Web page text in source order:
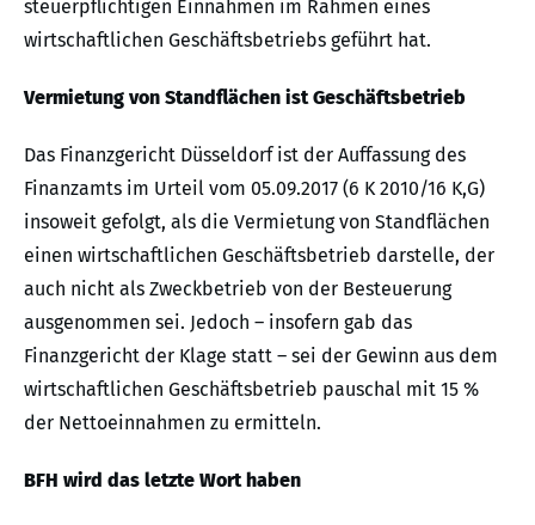
steuerpflichtigen Einnahmen im Rahmen eines
wirtschaftlichen Geschäftsbetriebs geführt hat.
Vermietung von Standflächen ist Geschäftsbetrieb
Das Finanzgericht Düsseldorf ist der Auffassung des
Finanzamts im Urteil vom 05.09.2017 (6 K 2010/16 K,G)
insoweit gefolgt, als die Vermietung von Standflächen
einen wirtschaftlichen Geschäftsbetrieb darstelle, der
auch nicht als Zweckbetrieb von der Besteuerung
ausgenommen sei. Jedoch – insofern gab das
Finanzgericht der Klage statt – sei der Gewinn aus dem
wirtschaftlichen Geschäftsbetrieb pauschal mit 15 %
der Nettoeinnahmen zu ermitteln.
BFH wird das letzte Wort haben